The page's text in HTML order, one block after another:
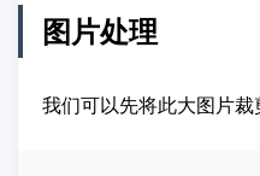
图片处理
我们可以先将此大图片裁